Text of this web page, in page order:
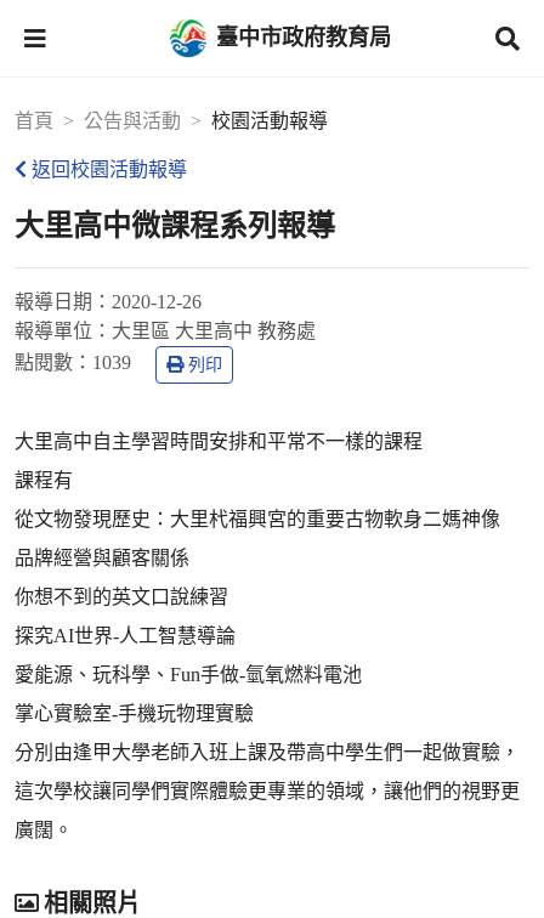
臺中市政府教育局
首頁 公告與活動 校園活動報導
返回校園活動報導
大里高中微課程系列報導
報導日期： 2020-12-26
報導單位： 大里區 大里高中 教務處
點閱數： 1039 列印
大里高中自主學習時間安排和平常不一樣的課程
課程有
從文物發現歷史：大里杙福興宮的重要古物軟身二媽神像
品牌經營與顧客關係
你想不到的英文口說練習
探究AI世界-人工智慧導論
愛能源、玩科學、Fun手做-氫氧燃料電池
掌心實驗室-手機玩物理實驗
分別由逢甲大學老師入班上課及帶高中學生們一起做實驗，
這次學校讓同學們實際體驗更專業的領域，讓他們的視野更
廣闊。
相關照片